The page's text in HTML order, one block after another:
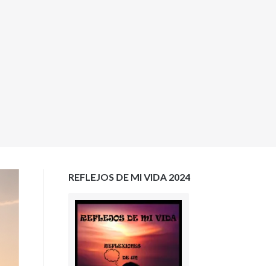
REFLEJOS DE MI VIDA 2024